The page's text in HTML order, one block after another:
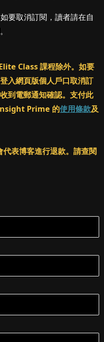
要取消訂閱，讀者請在自
Class 課程除外。如要
入網頁版個人戶口取消訂
到電郵通知確認。支付此
Prime 的使用條款及
表博客進行退款。請查閱